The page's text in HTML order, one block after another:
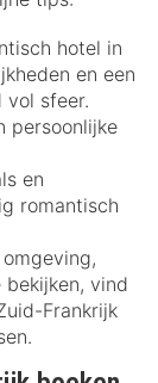
hotel in
en een
vol sfeer.
persoonlijke
en
romantisch
vind
Frankrijk